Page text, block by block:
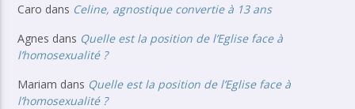
Caro dans Celine, agnostique convertie à 13 ans
Agnes dans Quelle est la position de l’Eglise face à
l’homosexualité ?
Mariam dans Quelle est la position de l’Eglise face à
l’homosexualité ?